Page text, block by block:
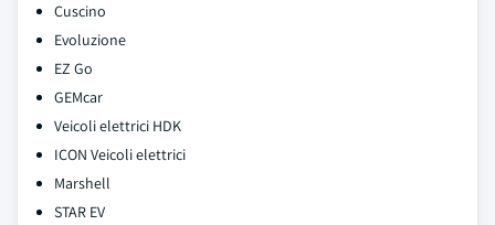
Cuscino
Evoluzione
EZ Go
GEMcar
Veicoli elettrici HDK
ICON Veicoli elettrici
Marshell
STAR EV